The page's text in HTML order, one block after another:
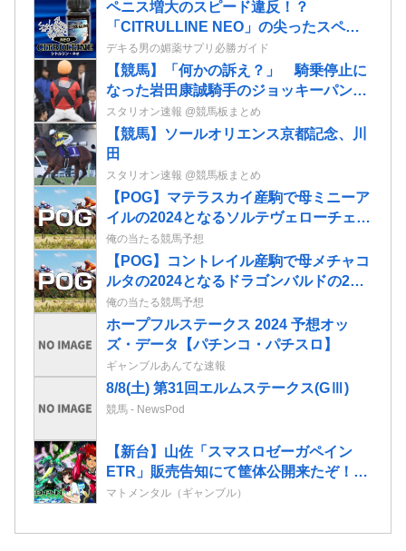
ペニス増大のスピード違反！？
「CITRULLINE NEO」の尖ったスペッ
クで短期サイズＵＰを実現！
デキる男の媚薬サプリ必勝ガイド
【競馬】「何かの訴え？」 騎乗停止に
なった岩田康誠騎手のジョッキーパンツ
を複数騎手が着用
スタリオン速報 @競馬板まとめ
【競馬】ソールオリエンス京都記念、川
田
スタリオン速報 @競馬板まとめ
【POG】マテラスカイ産駒で母ミニーア
イルの2024となるソルテヴェローチェの
2歳情報
俺の当たる競馬予想
【POG】コントレイル産駒で母メチャコ
ルタの2024となるドラゴンバルドの2歳
情報
俺の当たる競馬予想
ホープフルステークス 2024 予想オッ
ズ・データ【パチンコ・パチスロ】
ギャンブルあんてな速報
8/8(土) 第31回エルムステークス(GⅢ)
競馬 - NewsPod
【新台】山佐「スマスロゼーガペイン
ETR」販売告知にて筐体公開来たぞ！次
世代ゼーガシステム起動！！！
マトメンタル（ギャンブル）